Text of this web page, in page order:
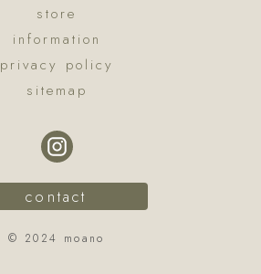
store
information
privacy policy
sitemap
contact
© 2024 moano